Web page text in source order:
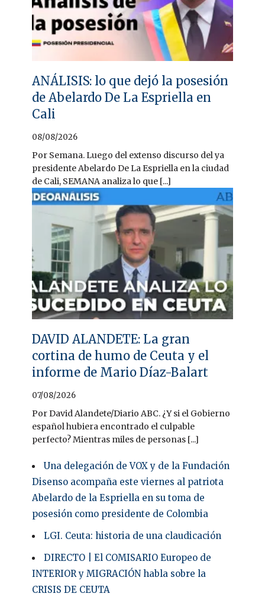
ANÁLISIS: lo que dejó la posesión
de Abelardo De La Espriella en
Cali
08/08/2026
Por Semana. Luego del extenso discurso del ya
presidente Abelardo De La Espriella en la ciudad
de Cali, SEMANA analiza lo que [...]
DAVID ALANDETE: La gran
cortina de humo de Ceuta y el
informe de Mario Díaz-Balart
07/08/2026
Por David Alandete/Diario ABC. ¿Y si el Gobierno
español hubiera encontrado el culpable
perfecto? Mientras miles de personas [...]
Una delegación de VOX y de la Fundación
Disenso acompaña este viernes al patriota
Abelardo de la Espriella en su toma de
posesión como presidente de Colombia
LGI. Ceuta: historia de una claudicación
DIRECTO | El COMISARIO Europeo de
INTERIOR y MIGRACIÓN habla sobre la
CRISIS DE CEUTA